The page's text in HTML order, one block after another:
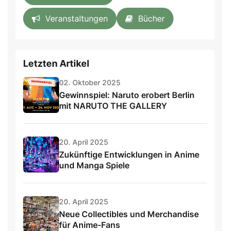
Veranstaltungen Bücher
Letzten Artikel
02. Oktober 2025
Gewinnspiel: Naruto erobert Berlin
mit NARUTO THE GALLERY
20. April 2025
Zukünftige Entwicklungen in Anime
und Manga Spiele
20. April 2025
Neue Collectibles und Merchandise
für Anime-Fans